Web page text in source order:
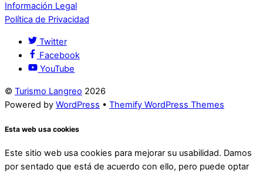
Información Legal
Política de Privacidad
Twitter
Facebook
YouTube
© Turismo Langreo 2026
Powered by WordPress • Themify WordPress Themes
Esta web usa cookies
Este sitio web usa cookies para mejorar su usabilidad. Damos
por sentado que está de acuerdo con ello, pero puede optar